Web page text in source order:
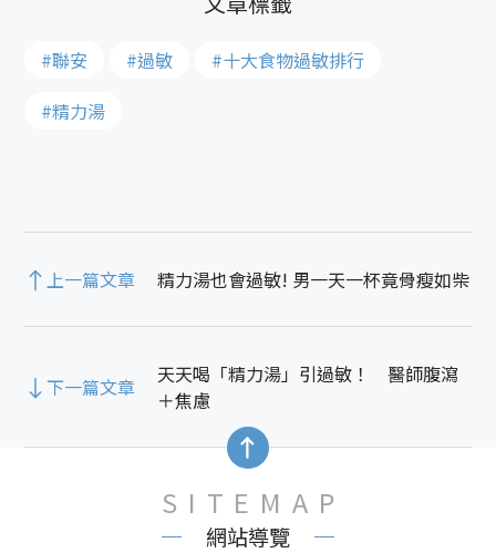
#聯安 #過敏
#十大食物過敏排行
#精力湯
上一篇文章 精力湯也會過敏! 男一天一杯竟骨瘦如柴
下一篇文章
天天喝「精力湯」引過敏！ 醫師腹瀉
＋焦慮
SITEMAP
網站導覽